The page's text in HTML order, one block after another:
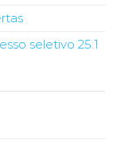
seletivo 25.1